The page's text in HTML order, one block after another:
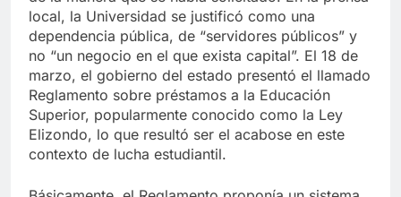
de la manera que se había solicitado. En la prensa
local, la Universidad se justificó como una
dependencia pública, de “servidores públicos” y
no “un negocio en el que exista capital”. El 18 de
marzo, el gobierno del estado presentó el llamado
Reglamento sobre préstamos a la Educación
Superior, popularmente conocido como la Ley
Elizondo, lo que resultó ser el acabose en este